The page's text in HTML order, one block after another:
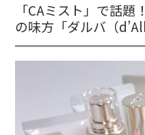
「CAミスト」で話
の味方「ダルバ（